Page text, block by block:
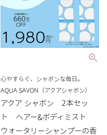
心やすらぐ、シャボンな毎日。
AQUA SAVON（アクアシャボン）
アクア シャボン 2本セッ
ト ヘアー&ボディミスト
ウォータリーシャンプーの香